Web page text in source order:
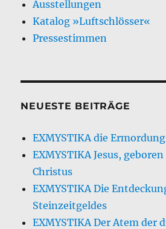
Ausstellungen
Katalog »Luftschlösser«
Pressestimmen
NEUESTE BEITRÄGE
EXMYSTIKA die
EXMYSTIKA Jesus,
Christus
EXMYSTIKA Die
Steinzeitgeldes
EXMYSTIKA Der Atem der